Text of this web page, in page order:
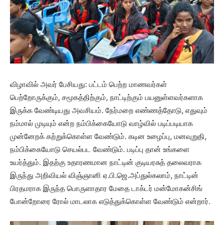
விழாவில் அவர் பேசியது: பட்டம் பெற்ற மாணவர்கள்
பெற்றோருக்கும், சமூகத்திற்கும், நாட்டிற்கும் பயனுள்ளவர்களாக
இருக்க வேண்டியது அவசியம். நேர்மறை எண்ணத்தோடு, எதுவும்
நம்மால் முடியும் என்ற நம்பிக்கையோடு வாழ்வில் படிப்படியாக
முன்னேறக் கற்றுக்கொள்ள வேண்டும். கடின உழைப்பு, மனவுறுதி,
நம்பிக்கையோடு செயல்பட வேண்டும். படிப்பு தான் உங்களை
உயர்த்தும். இதற்கு உதாரணமான நாட்டின் குடியரசுத் தலைவராக
இருந்து அறிவியல் விஞ்ஞானி ஏ.பி.ஜெ.அப்துல்கலாம், நாட்டின்
பிரதமராக இருந்த பொருளாதார மேதை டாக்டர் மன்மோகன்சிங்
போன்றோரை ரோல் மாடலாக எடுத்துக்கொள்ள வேண்டும் என்றார்.